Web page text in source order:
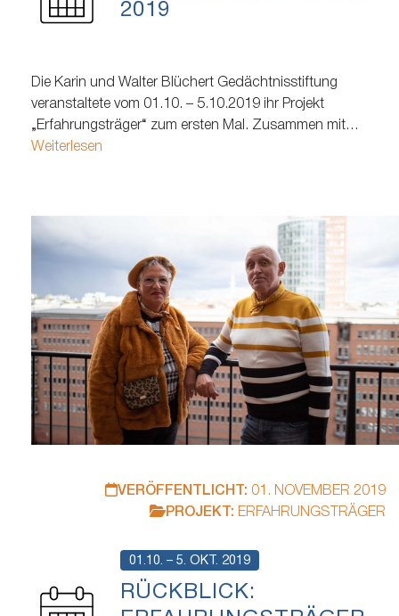
2019
Die Karin und Walter Blüchert Gedächtnisstiftung
veranstaltete vom 01.10. – 5.10.2019 ihr Projekt
„Erfahrungsträger“ zum ersten Mal. Zusammen mit
zahlreichen Partner:innen aus der Wirtschaft und dem
Weiterlesen
VERÖFFENTLICHT: 01. NOVEMBER 2019
PROJEKT: ERFAHRUNGSTRÄGER
RÜCKBLICK:
01.10. – 5. OKT. 2019